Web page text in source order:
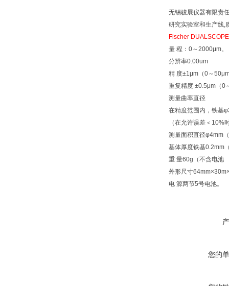
无锡骏展仪器有限责
研究实验室和生产线,
Fischer
量 程： 0～2000μm。
分辨率0.00um
精 度±1μm（0～
重复精度 ±0.5μm（0
测量曲率直径
在精度范围内，铁基
（在允许误差＜
测量面积直径φ4mm
基体厚度铁基0.2mm
重 量60g（不含电池
外形尺寸
电 源两节5号电池。
您的